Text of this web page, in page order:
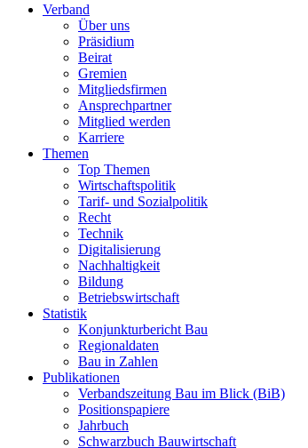
Verband
Über uns
Präsidium
Beirat
Gremien
Mitgliedsfirmen
Ansprechpartner
Mitglied werden
Karriere
Themen
Top Themen
Wirtschaftspolitik
Tarif- und Sozialpolitik
Recht
Technik
Digitalisierung
Nachhaltigkeit
Bildung
Betriebswirtschaft
Statistik
Konjunkturbericht Bau
Regionaldaten
Bau in Zahlen
Publikationen
Verbandszeitung Bau im Blick (BiB)
Positionspapiere
Jahrbuch
Schwarzbuch Bauwirtschaft